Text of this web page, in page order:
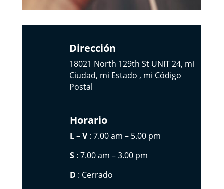
Dirección
18021 North 129th St UNIT 24, mi
Ciudad, mi Estado , mi Código
Postal
Horario
L – V: 7.00 am – 5.00 pm
S: 7.00 am – 3.00 pm
D : Cerrado